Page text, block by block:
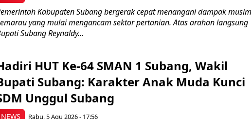
Kabupaten Subang bergerak cepat menangani dampak musim
yang mulai mengancam sektor pertanian. Atas arahan langsung
Subang Reynaldy...
NEWS
HUT Ke-64 SMAN 1 Subang, Wakil
Subang: Karakter Anak Muda Kunci
Unggul Subang
Rabu, 5 Agu 2026 - 17:56